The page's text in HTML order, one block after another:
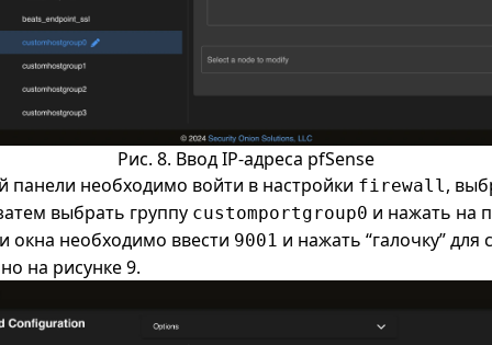
Рис. 8. Ввод IP-адреса pfSense
панели необходимо войти в настройки firewall ,
выбрать группу customportgroup0 и нажать на
окна необходимо ввести 9001 и нажать “галочку” для
на рисунке 9.